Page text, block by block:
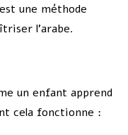
une méthode
l’arabe.
un enfant apprend
cela fonctionne :